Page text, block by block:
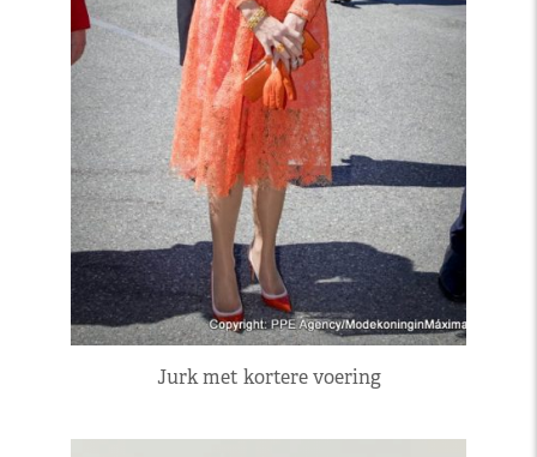
Jurk met kortere voering